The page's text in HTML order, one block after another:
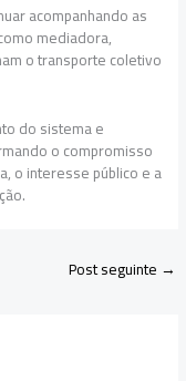
acompanhando as
mediadora,
o transporte coletivo
do sistema e
o compromisso
o interesse público e a
Post seguinte →